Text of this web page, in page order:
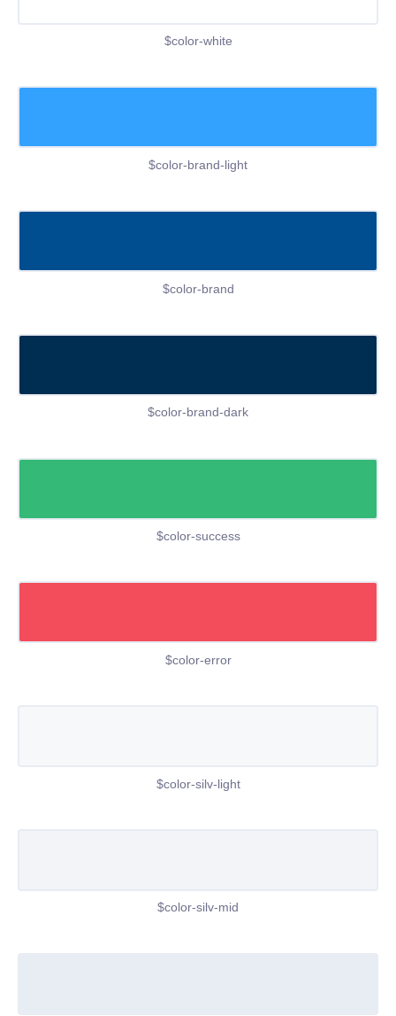
$color-white
$color-brand-light
$color-brand
$color-brand-dark
$color-success
$color-error
$color-silv-light
$color-silv-mid